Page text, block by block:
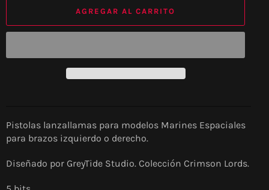
AGREGAR AL CARRITO
Pistolas lanzallamas para modelos Marines Espaciales
para brazos izquierdo o derecho.
Diseñado por GreyTide Studio. Colección Crimson Lords.